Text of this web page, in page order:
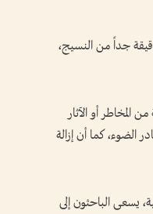
جداً من النسيج،
المخاطر أو الآثار
الضوء، كما أن إزالة
يسعى الباحثون إلى